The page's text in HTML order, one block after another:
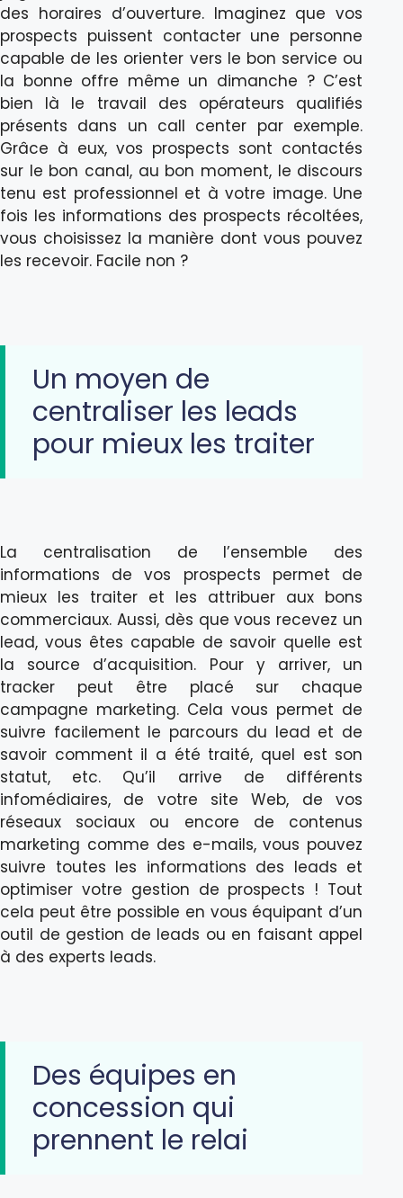
des horaires d’ouverture. Imaginez que vos
prospects puissent contacter une personne
capable de les orienter vers le bon service ou
la bonne offre même un dimanche ? C’est
bien là le travail des opérateurs qualifiés
présents dans un call center par exemple.
Grâce à eux, vos prospects sont contactés
sur le bon canal, au bon moment, le discours
tenu est professionnel et à votre image. Une
fois les informations des prospects récoltées,
vous choisissez la manière dont vous pouvez
les recevoir. Facile non ?
Un moyen de
centraliser les leads
pour mieux les traiter
La centralisation de l’ensemble des
informations de vos prospects permet de
mieux les traiter et les attribuer aux bons
commerciaux. Aussi, dès que vous recevez un
lead, vous êtes capable de savoir quelle est
la source d’acquisition. Pour y arriver, un
tracker peut être placé sur chaque
campagne marketing. Cela vous permet de
suivre facilement le parcours du lead et de
savoir comment il a été traité, quel est son
statut, etc. Qu’il arrive de différents
infomédiaires, de votre site Web, de vos
réseaux sociaux ou encore de contenus
marketing comme des e-mails, vous pouvez
suivre toutes les informations des leads et
optimiser votre gestion de prospects ! Tout
cela peut être possible en vous équipant d’un
outil de gestion de leads ou en faisant appel
à des experts leads.
Des équipes en
concession qui
prennent le relai